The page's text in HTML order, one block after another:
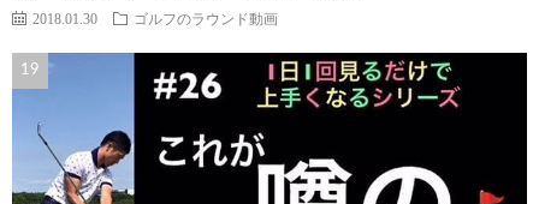
2018.01.30 ゴルフのラウンド動画